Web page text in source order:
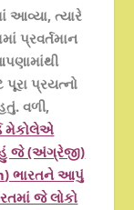
આવ્યા, ત્યારે
પ્રવર્તમાન
પ્રયત્નો
વળી,
મેકોલેએ
હું જે (અંગ્રેજી)
) ભારતને આપું
જે લોકો